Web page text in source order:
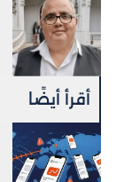
أقرأ أيضًا